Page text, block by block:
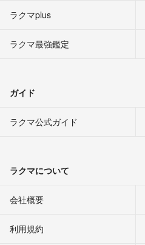
ラクマplus
ラクマ最強鑑定
ガイド
ラクマ公式ガイド
ラクマについて
会社概要
利用規約